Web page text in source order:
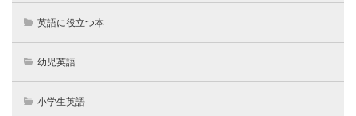
英語に役立つ本
幼児英語
小学生英語